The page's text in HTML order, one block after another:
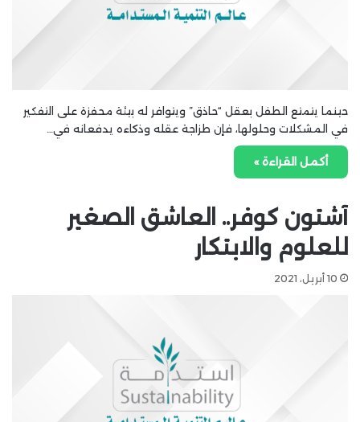
حينما يتمتع الطفل بعقل “حاذق” ويتوافر له بيئة محفزة على التفكير
في المشكلات وحلولها، فإن طزاجة عقله وذكاءه يدفعانه في…
أكمل القراءة »
آشتون كوفر.. العاشق الصغير
للعلوم والابتكار
10 أبريل، 2021